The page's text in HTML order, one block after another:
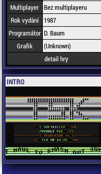
Multiplayer Bez multiplayeru
Rok vydání
1987
Programátor D. Baum
Grafik
(Unknown)
detail hry
INTRO